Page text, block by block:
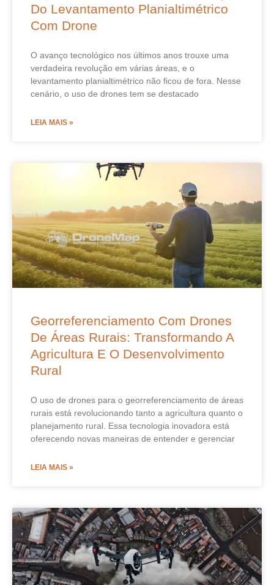
Do Levantamento Planialtimétrico
Com Drone
O avanço tecnológico nos últimos anos trouxe uma
verdadeira revolução em várias áreas, e o
levantamento planialtimétrico não ficou de fora. Nesse
cenário, o uso de drones tem se destacado
LEIA MAIS »
Georreferenciamento Com Drones
De Áreas Rurais: Transformando A
Agricultura E O Desenvolvimento
Rural
O uso de drones para o georreferenciamento de áreas
rurais está revolucionando tanto a agricultura quanto o
planejamento rural. Essa tecnologia inovadora está
oferecendo novas maneiras de entender e gerenciar
LEIA MAIS »